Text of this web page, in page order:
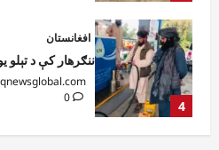
5
ټولګټو وزارت:
چارې په بېلابېلو